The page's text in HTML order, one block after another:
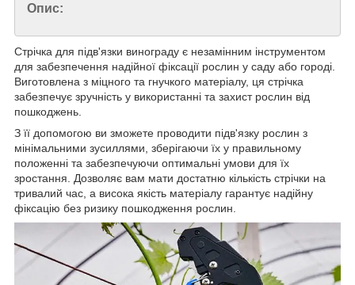
Опис:
Стрічка для підв'язки винограду є незамінним інструментом
для забезпечення надійної фіксації рослин у саду або городі.
Виготовлена з міцного та гнучкого матеріалу, ця стрічка
забезпечує зручність у використанні та захист рослин від
пошкоджень.
З її допомогою ви зможете проводити підв'язку рослин з
мінімальними зусиллями, зберігаючи їх у правильному
положенні та забезпечуючи оптимальні умови для їх
зростання. Дозволяє вам мати достатню кількість стрічки на
тривалий час, а висока якість матеріалу гарантує надійну
фіксацію без ризику пошкодження рослин.